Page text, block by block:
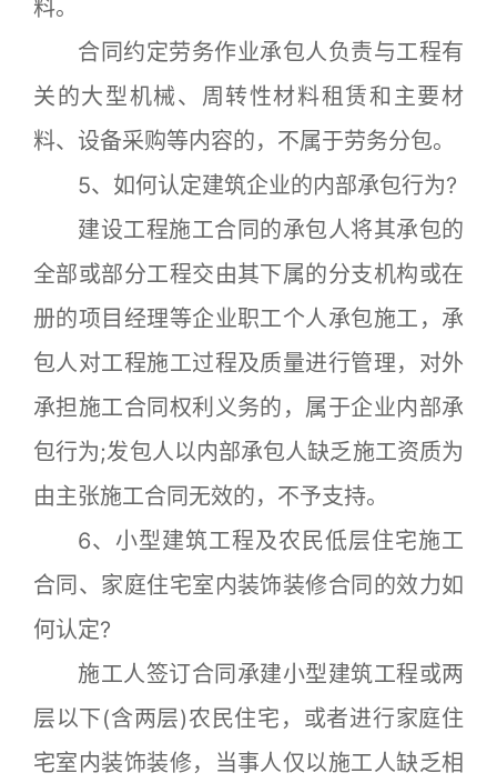
料。
合同约定劳务作业承包人负责与工程有
关的大型机械、周转性材料租赁和主要材
料、设备采购等内容的，不属于劳务分包。
5、如何认定建筑企业的内部承包行为?
建设工程施工合同的承包人将其承包的
全部或部分工程交由其下属的分支机构或在
册的项目经理等企业职工个人承包施工，承
包人对工程施工过程及质量进行管理，对外
承担施工合同权利义务的，属于企业内部承
包行为;发包人以内部承包人缺乏施工资质为
由主张施工合同无效的，不予支持。
6、小型建筑工程及农民低层住宅施工
合同、家庭住宅室内装饰装修合同的效力如
何认定?
施工人签订合同承建小型建筑工程或两
层以下(含两层)农民住宅，或者进行家庭住
宅室内装饰装修，当事人仅以施工人缺乏相